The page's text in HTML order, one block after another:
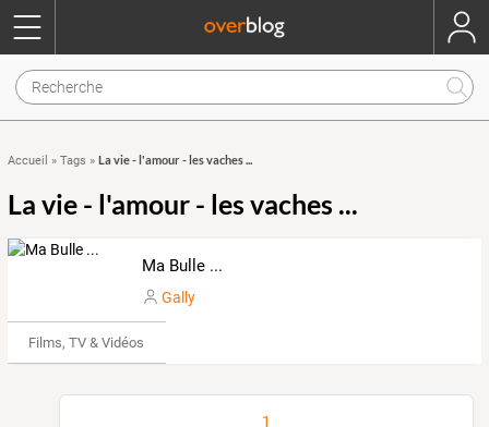
Accueil » Tags » La vie - l'amour - les vaches ...
La vie - l'amour - les vaches ...
Ma Bulle ...
Gally
Films, TV & Vidéos
1